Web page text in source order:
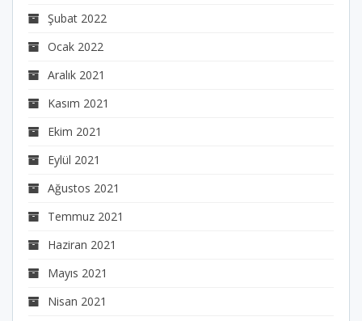
Şubat 2022
Ocak 2022
Aralık 2021
Kasım 2021
Ekim 2021
Eylül 2021
Ağustos 2021
Temmuz 2021
Haziran 2021
Mayıs 2021
Nisan 2021